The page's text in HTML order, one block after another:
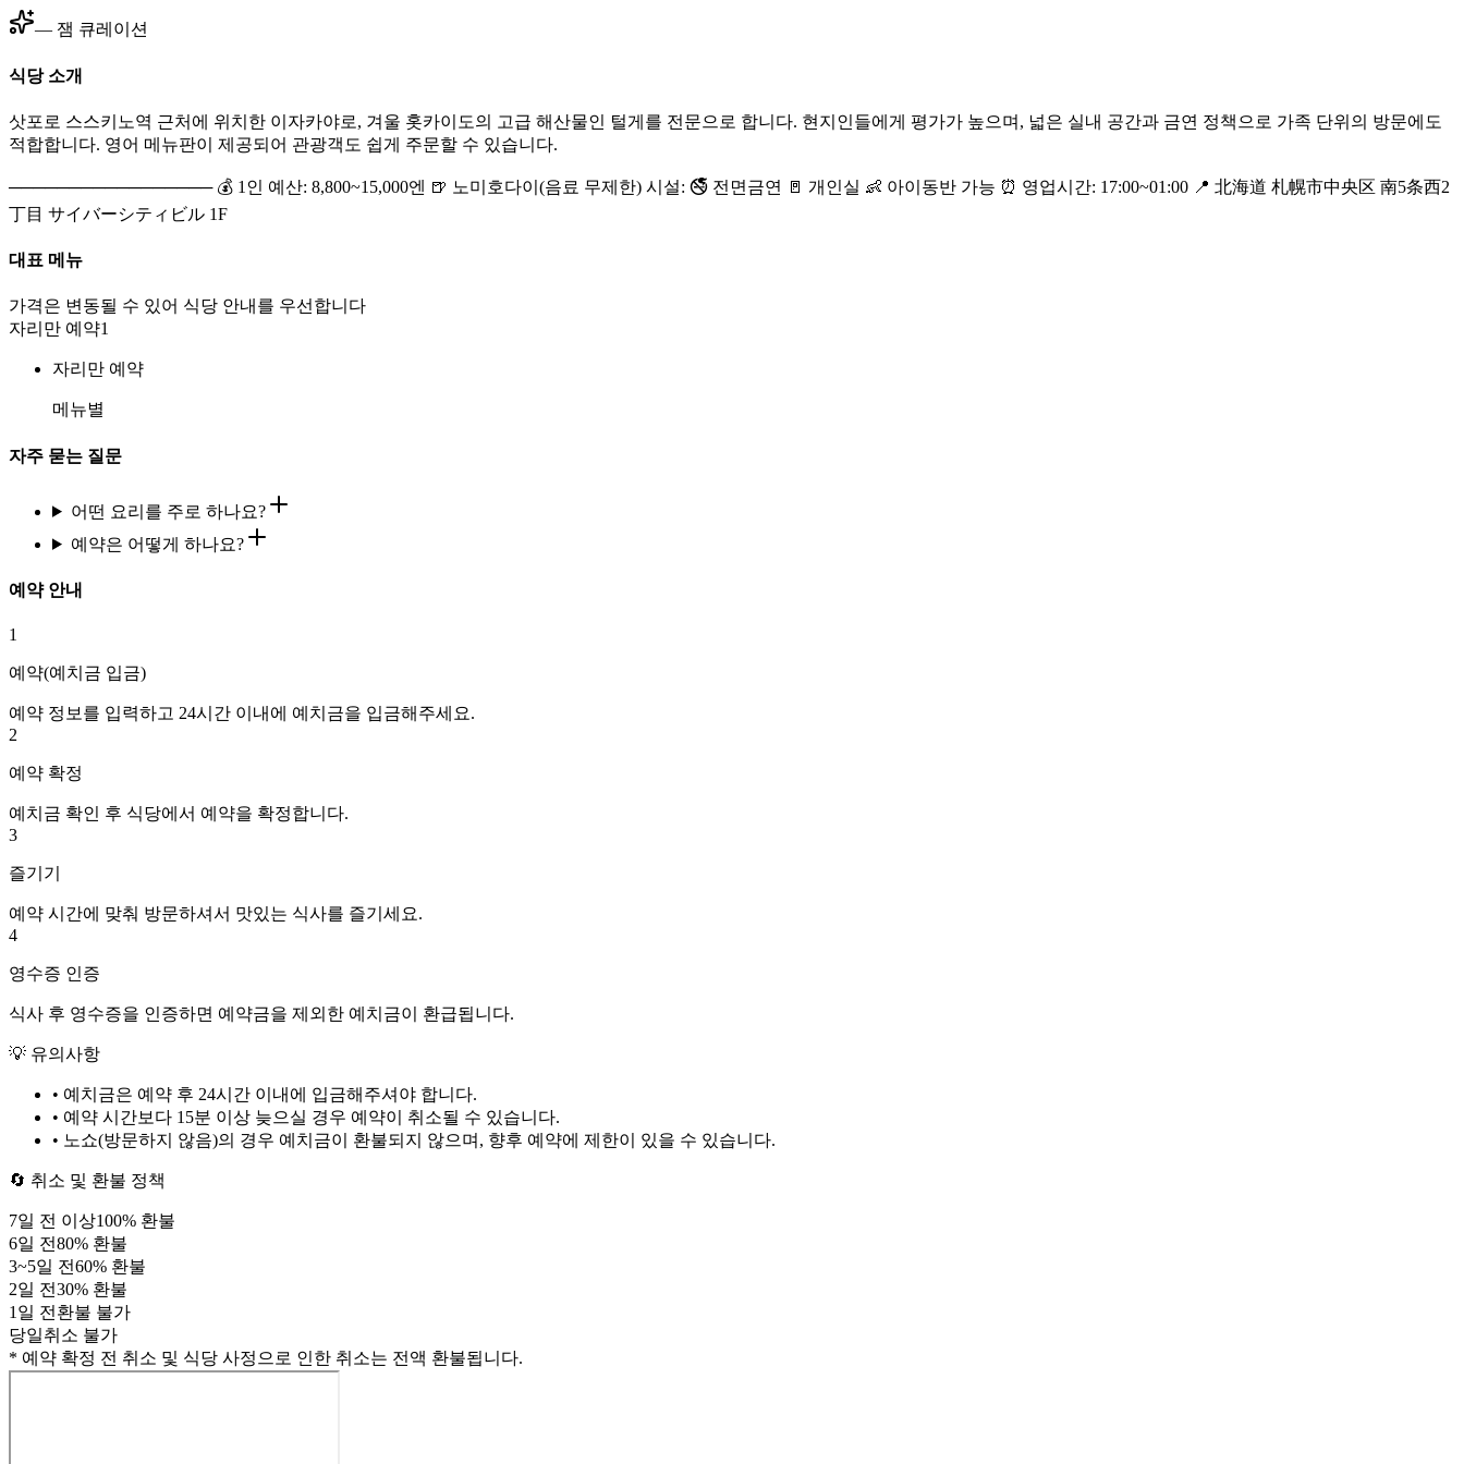
— 잼 큐레이션
식당 소개
삿포로 스스키노역 근처에 위치한 이자카야로, 겨울 홋카이도의 고급 해산물인 털게를 전문으로 합니다. 현지인들에게 평가가 높으며, 넓은 실내 공간과 금연 정책으로 가족 단위의 방문에도
적합합니다. 영어 메뉴판이 제공되어 관광객도 쉽게 주문할 수 있습니다.
───────────────── 💰 1인 예산: 8,800~15,000엔 🍺 노미호다이(음료 무제한) 시설: 🚭 전면금연 🚪 개인실 👶 아이동반 가능 ⏰ 영업시간: 17:00~01:00 📍 北海道 札幌市中央区 南5条西2
丁目 サイバーシティビル 1F
대표 메뉴
가격은 변동될 수 있어 식당 안내를 우선합니다
자리만 예약1
자리만 예약
메뉴별
자주 묻는 질문
어떤 요리를 주로 하나요?
예약은 어떻게 하나요?
예약 안내
1
예약(예치금 입금)
예약 정보를 입력하고 24시간 이내에 예치금을 입금해주세요.
2
예약 확정
예치금 확인 후 식당에서 예약을 확정합니다.
3
즐기기
예약 시간에 맞춰 방문하셔서 맛있는 식사를 즐기세요.
4
영수증 인증
식사 후 영수증을 인증하면 예약금을 제외한 예치금이 환급됩니다.
💡 유의사항
• 예치금은 예약 후 24시간 이내에 입금해주셔야 합니다.
• 예약 시간보다 15분 이상 늦으실 경우 예약이 취소될 수 있습니다.
• 노쇼(방문하지 않음)의 경우 예치금이 환불되지 않으며, 향후 예약에 제한이 있을 수 있습니다.
🔄 취소 및 환불 정책
7일 전 이상100% 환불
6일 전80% 환불
3~5일 전60% 환불
2일 전30% 환불
1일 전환불 불가
당일취소 불가
* 예약 확정 전 취소 및 식당 사정으로 인한 취소는 전액 환불됩니다.